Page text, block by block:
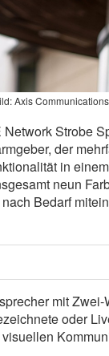
Axis
Strobe
der
in
neun
Bedarf
mit
oder